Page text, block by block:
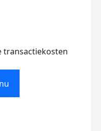
transactiekosten